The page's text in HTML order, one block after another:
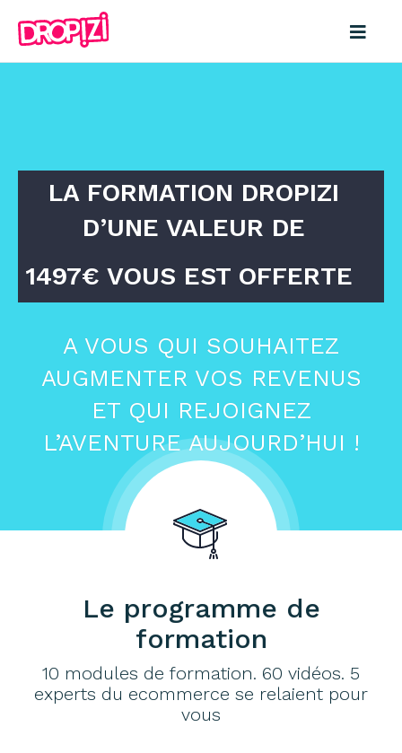
LA FORMATION DROPIZI
D’UNE VALEUR DE
1497€ VOUS EST OFFERTE
A VOUS QUI SOUHAITEZ
AUGMENTER VOS REVENUS
ET QUI REJOIGNEZ
L’AVENTURE AUJOURD’HUI !
Le programme de
formation
10 modules de formation. 60 vidéos. 5
experts du ecommerce se relaient pour
vous